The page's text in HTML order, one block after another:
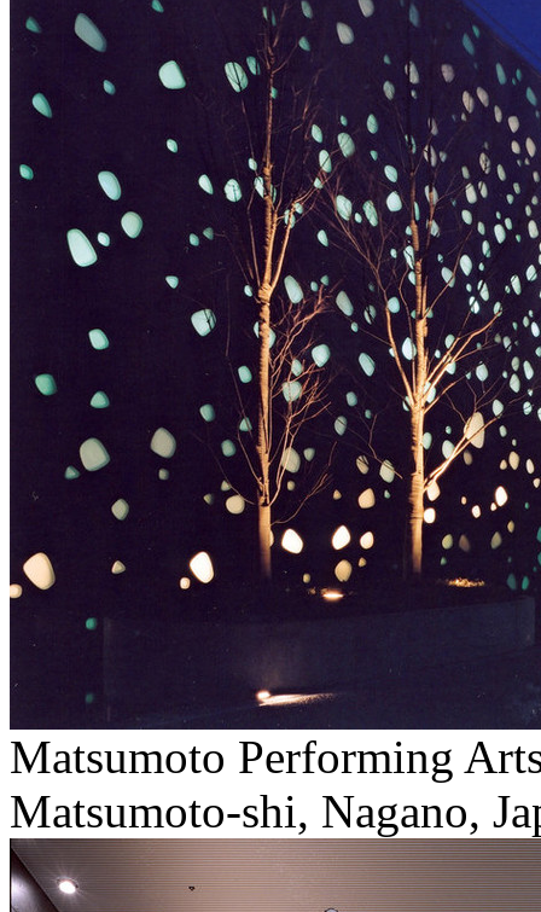
Matsumoto Performing
Matsumoto-shi, Nagano,